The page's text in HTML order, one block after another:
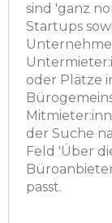
sind 'ganz
Startups
oder Plätze
der Suche
Feld 'Über
passt.